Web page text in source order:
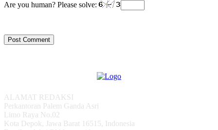
Are you human? Please solve:
ALAMAT REDAKSI
Perkantoran Palem Ganda Asri
Limo Raya No.02
Kota Depok, Jawa Barat 16515, Indonesia